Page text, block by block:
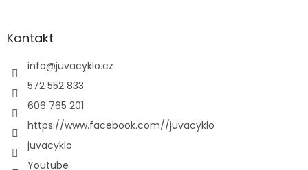
Kontakt
info@juvacyklo.cz
572 552 833
606 765 201
https://www.facebook.com//juvacyklo
juvacyklo
Youtube